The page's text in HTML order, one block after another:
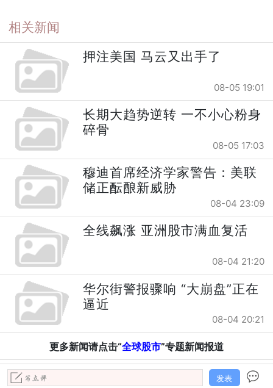
相关新闻
押注美国 马云又出手了
08-05 19:01
长期大趋势逆转 一不小心粉身
碎骨
08-05 17:03
穆迪首席经济学家警告：美联
储正酝酿新威胁
08-04 23:09
全线飙涨 亚洲股市满血复活
08-04 21:20
华尔街警报骤响 “大崩盘”正在
逼近
08-04 20:21
更多新闻请点击“全球股市”专题新闻报道
发表